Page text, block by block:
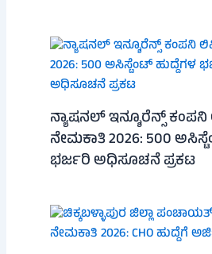
ನ್ಯಾಷನಲ್ ಇನ್ಶೂರೆನ್ಸ್
ನೇಮಕಾತಿ 2026: 500
ಭರ್ಜರಿ ಅಧಿಸೂಚನೆ ಪ್ರಕಟ